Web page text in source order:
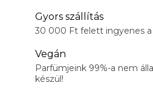
Gyors szállítás
30 000 Ft felett ingyenes a
Vegán
Parfümjeink 99%-a nem
készül!